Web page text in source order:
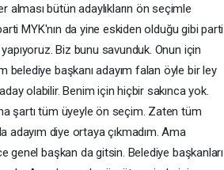
bütün adaylıkların ön seçimle
MYK'nın da yine eskiden olduğu gibi parti
Biz bunu savunduk. Onun için
belediye başkanı adayım falan öyle bir ley
olabilir. Benim için hiçbir sakınca yok.
şartı tüm üyeyle ön seçim. Zaten tüm
diye ortaya çıkmadım. Ama
genel başkan da gitsin. Belediye başkanları